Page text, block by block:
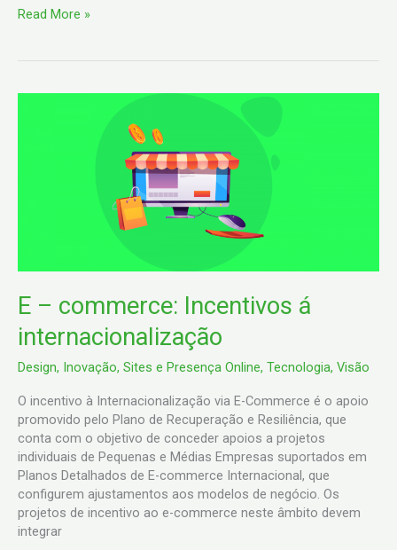
Read More »
E – commerce: Incentivos á
internacionalização
Design, Inovação, Sites e Presença Online, Tecnologia, Visão
O incentivo à Internacionalização via E-Commerce é o apoio
promovido pelo Plano de Recuperação e Resiliência, que
conta com o objetivo de conceder apoios a projetos
individuais de Pequenas e Médias Empresas suportados em
Planos Detalhados de E-commerce Internacional, que
configurem ajustamentos aos modelos de negócio. Os
projetos de incentivo ao e-commerce neste âmbito devem
integrar
internacionalização